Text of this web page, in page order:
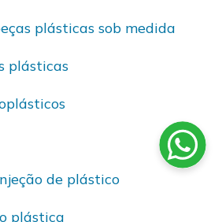
plásticas sob medida
plásticas
de plástico
plástica